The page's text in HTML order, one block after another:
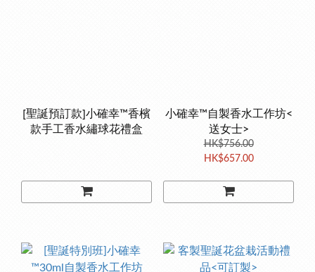
[聖誕預訂款]小確幸™香檳
款手工香水繡球花禮盒
小確幸™自製香水工作坊<
送女士>
HK$756.00
HK$657.00